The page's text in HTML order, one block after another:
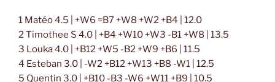
1 Matéo 4.5 | +W6 =B7 +W8 +W2 +B4 | 12.0
2 Timothee S 4.0 | +B4 +W10 +W3 -B1 +W8 | 13.5
3 Louka 4.0 | +B12 +W5 -B2 +W9 +B6 | 11.5
4 Esteban 3.0 | -W2 +B12 +W13 +B8 -W1 | 12.5
5 Quentin 3.0 | +B10 -B3 -W6 +W11 +B9 | 10.5